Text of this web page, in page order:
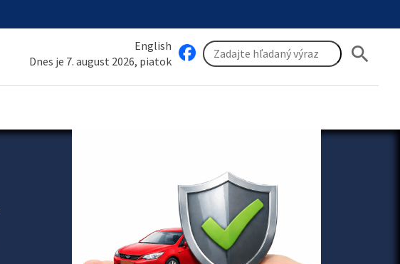
English
Dnes je 7. august 2026, piatok
search